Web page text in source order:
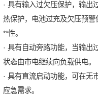
· 具有输入过欠压保护，输出
热保护，电池过充及欠压预
**性。
· 具有自动旁路功能，当输出
状态由市电继续向负载供电。
· 具有直流启动功能，可在无
应急需求。